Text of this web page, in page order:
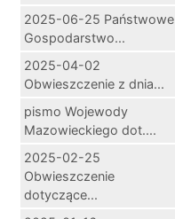
2025-06-25 Państwowe
Gospodarstwo...
2025-04-02
Obwieszczenie z dnia...
pismo Wojewody
Mazowieckiego dot....
2025-02-25
Obwieszczenie
dotyczące...